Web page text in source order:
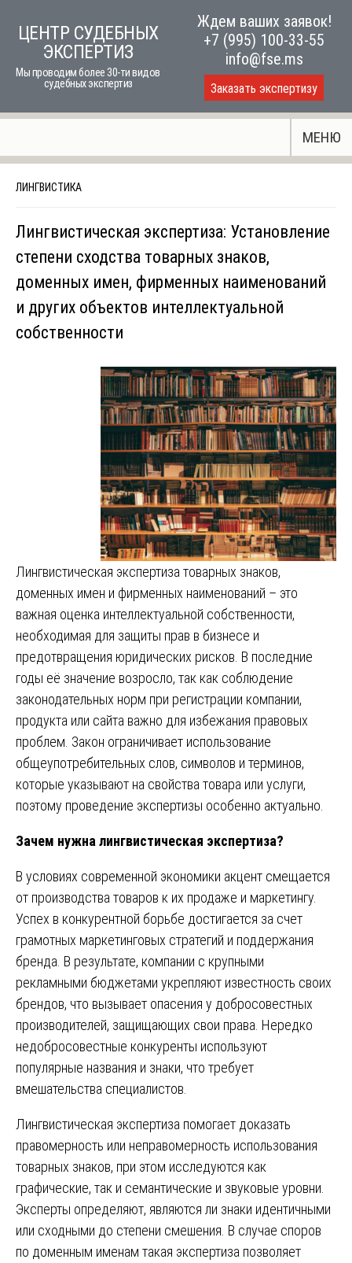
ЦЕНТР СУДЕБНЫХ
ЭКСПЕРТИЗ
Мы проводим более 30-ти видов
судебных экспертиз
Ждем ваших заявок!
+7 (995) 100-33-55
info@fse.ms
Заказать экспертизу
МЕНЮ
ЛИНГВИСТИКА
Лингвистическая экспертиза: Установление
степени сходства товарных знаков,
доменных имен, фирменных наименований
и других объектов интеллектуальной
собственности
Лингвистическая экспертиза товарных знаков,
доменных имен и фирменных наименований – это
важная оценка интеллектуальной собственности,
необходимая для защиты прав в бизнесе и
предотвращения юридических рисков. В последние
годы её значение возросло, так как соблюдение
законодательных норм при регистрации компании,
продукта или сайта важно для избежания правовых
проблем. Закон ограничивает использование
общеупотребительных слов, символов и терминов,
которые указывают на свойства товара или услуги,
поэтому проведение экспертизы особенно актуально.
Зачем нужна лингвистическая экспертиза?
В условиях современной экономики акцент смещается
от производства товаров к их продаже и маркетингу.
Успех в конкурентной борьбе достигается за счет
грамотных маркетинговых стратегий и поддержания
бренда. В результате, компании с крупными
рекламными бюджетами укрепляют известность своих
брендов, что вызывает опасения у добросовестных
производителей, защищающих свои права. Нередко
недобросовестные конкуренты используют
популярные названия и знаки, что требует
вмешательства специалистов.
Лингвистическая экспертиза помогает доказать
правомерность или неправомерность использования
товарных знаков, при этом исследуются как
графические, так и семантические и звуковые уровни.
Эксперты определяют, являются ли знаки идентичными
или сходными до степени смешения. В случае споров
по доменным именам такая экспертиза позволяет